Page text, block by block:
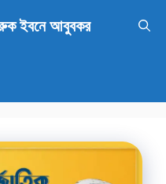
ইবনে আবুবকর